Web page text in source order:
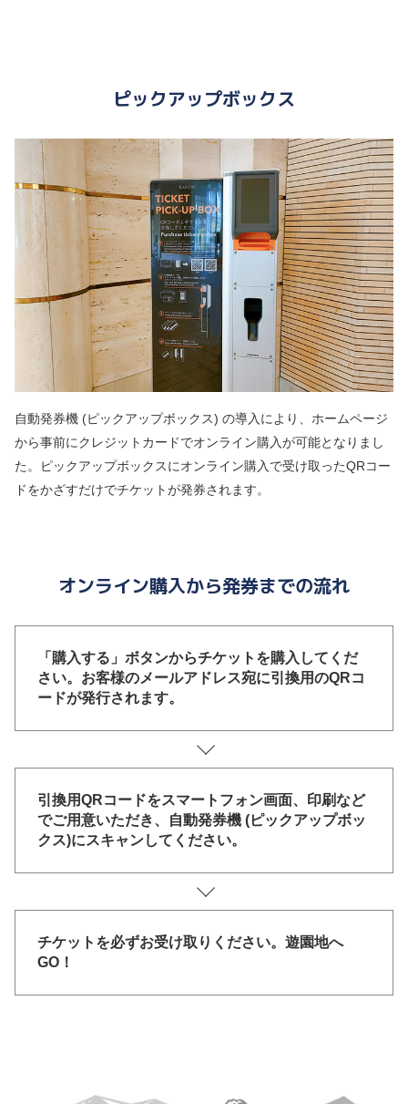
ピックアップボックス
自動発券機 (ピックアップボックス) の導入により、ホームページ
から事前にクレジットカードでオンライン購入が可能となりまし
た。ピックアップボックスにオンライン購入で受け取ったQRコー
ドをかざすだけでチケットが発券されます。
オンライン購入から発券までの流れ
「購入する」ボタンからチケットを購入してくだ
さい。お客様のメールアドレス宛に引換用のQRコ
ードが発行されます。
引換用QRコードをスマートフォン画面、印刷など
でご用意いただき、自動発券機 (ピックアップボッ
クス)にスキャンしてください。
チケットを必ずお受け取りください。遊園地へ
GO！